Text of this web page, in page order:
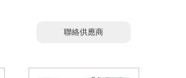
聯絡供應商